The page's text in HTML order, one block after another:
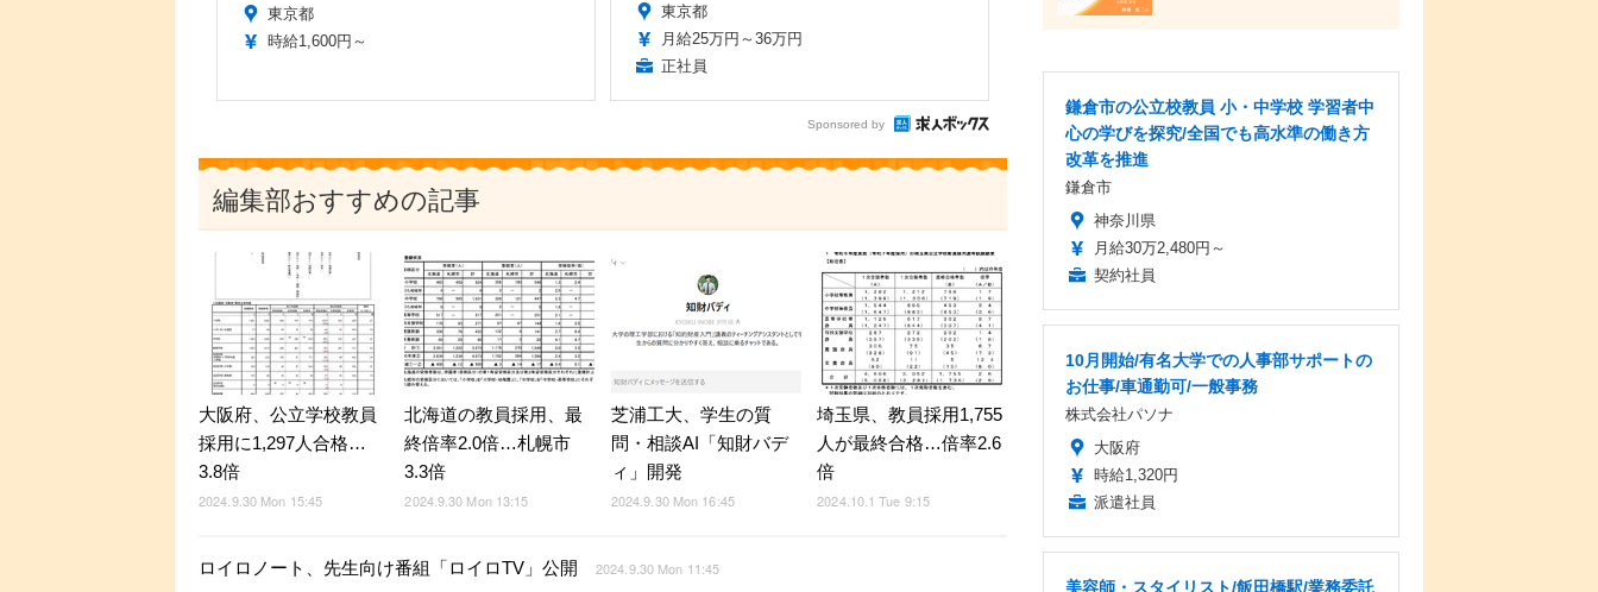
東京都
時給1,600円～
東京都
月給25万円～36万円
正社員
Sponsored by
編集部おすすめの記事
大阪府、公立学校教員
採用に1,297人合格…
3.8倍
2024.9.30 Mon 15:45
北海道の教員採用、最
終倍率2.0倍…札幌市
3.3倍
2024.9.30 Mon 13:15
芝浦工大、学生の質
問・相談AI「知財バデ
ィ」開発
2024.9.30 Mon 16:45
埼玉県、教員採用1,755
人が最終合格…倍率2.6
倍
2024.10.1 Tue 9:15
ロイロノート、先生向け番組「ロイロTV」公開 2024.9.30 Mon 11:45
鎌倉市の公立校教員 小・中学校 学習者中
心の学びを探究/全国でも高水準の働き方
改革を推進
鎌倉市
神奈川県
月給30万2,480円～
契約社員
10月開始/有名大学での人事部サポートの
お仕事/車通勤可/一般事務
株式会社パソナ
大阪府
時給1,320円
派遣社員
美容師・スタイリスト/飯田橋駅/業務委託